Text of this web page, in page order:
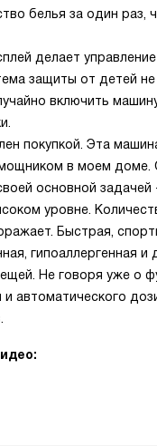
белья за один раз,
делает
защиты от детей не
включить
покупкой. Эта
в моем доме.
основной задачей
уровне.
Быстрая,
гипоаллергенная
Не говоря уже о
и автоматического